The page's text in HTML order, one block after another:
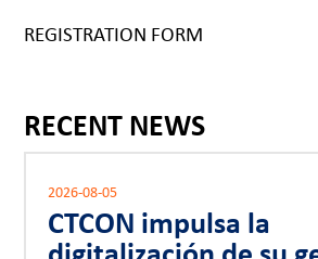
REGISTRATION FORM
RECENT NEWS
2026-08-05
CTCON impulsa la